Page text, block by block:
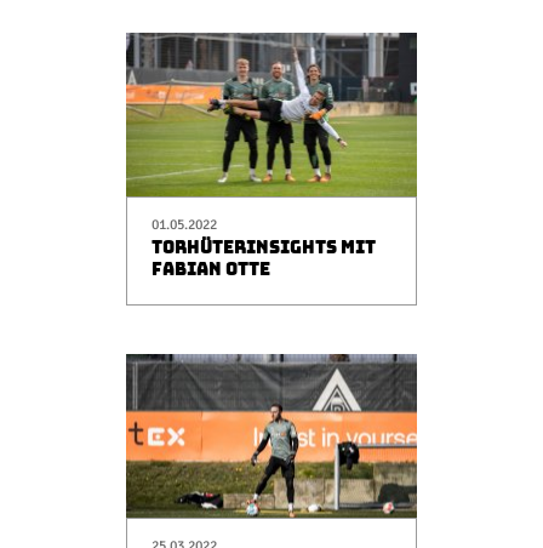
01.05.2022
TORHÜTERINSIGHTS MIT
FABIAN OTTE